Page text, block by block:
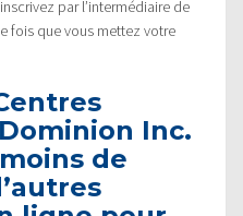
par l’intermédiaire de
fois que vous mettez votre
Inc.
de